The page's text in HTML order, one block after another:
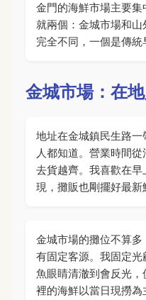
金門的海鮮市場主要
就兩個：金城市場和
完全不同，一個是傳統
金城市場：在
地址在金城鎮民生路
人都知道。營業時間
去貨越齊。我喜歡在
現，攤販也剛擺好最新
金城市場的攤位不算
有固定客源。我固定
魚眼睛清澈到會反光
裡的海鮮以當日現撈